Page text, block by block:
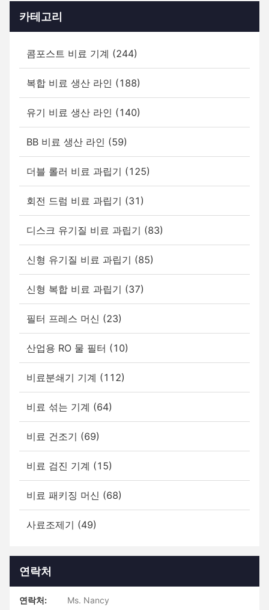
카테고리
콤포스트 비료 기계 (244)
복합 비료 생산 라인 (188)
유기 비료 생산 라인 (140)
BB 비료 생산 라인 (59)
더블 롤러 비료 과립기 (125)
회전 드럼 비료 과립기 (31)
디스크 유기질 비료 과립기 (83)
신형 유기질 비료 과립기 (85)
신형 복합 비료 과립기 (37)
필터 프레스 머신 (23)
산업용 RO 물 필터 (10)
비료분쇄기 기계 (112)
비료 섞는 기계 (64)
비료 건조기 (69)
비료 검진 기계 (15)
비료 패키징 머신 (68)
사료조제기 (49)
연락처
연락처:
Ms. Nancy